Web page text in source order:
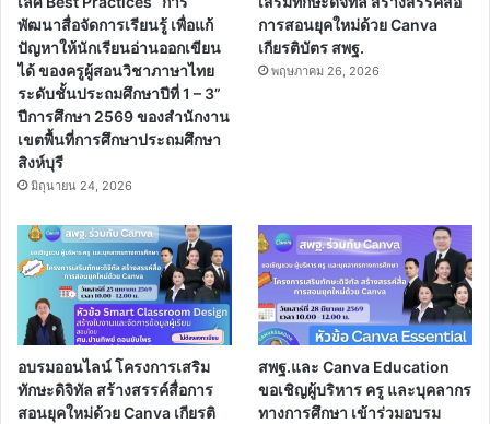
พัฒนาสื่อจัดการเรียนรู้ เพื่อแก้
ปัญหาให้นักเรียนอ่านออกเขียน
ได้ ของครูผู้สอนวิชาภาษาไทย
ระดับชั้นประถมศึกษาปีที่ 1 – 3”
ปีการศึกษา 2569 ของสำนักงาน
เขตพื้นที่การศึกษาประถมศึกษา
สิงห์บุรี
มิถุนายน 24, 2026
การสอนยุคใหม่ด้วย Canva
เกียรติบัตร สพฐ.
พฤษภาคม 26, 2026
อบรมออนไลน์ โครงการเสริม
ทักษะดิจิทัล สร้างสรรค์สื่อการ
สอนยุคใหม่ด้วย Canva เกียรติ
สพฐ.และ Canva Education
ขอเชิญผู้บริหาร ครู และบุคลากร
ทางการศึกษา เข้าร่วมอบรม